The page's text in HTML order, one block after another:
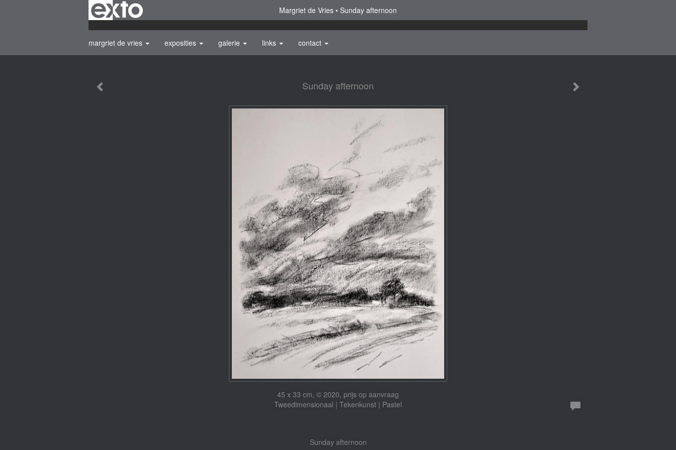
Margriet de Vries Sunday afternoon
margriet de vries exposities galerie links contact
Sunday afternoon
45 x 33 cm, © 2020, prijs op aanvraag
Tweedimensionaal | Tekenkunst | Pastel
Sunday afternoon